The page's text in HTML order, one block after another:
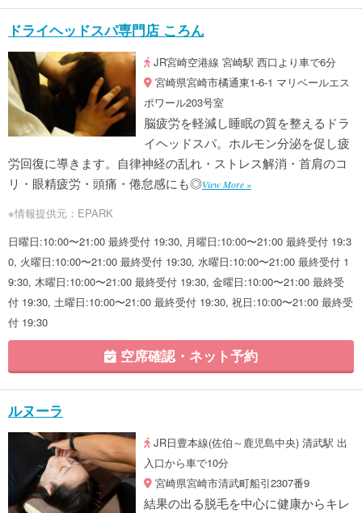
ドライヘッドスパ専門店 ころん
JR宮崎空港線 宮崎駅 西口より車で6分
宮崎県宮崎市橘通東1-6-1 マリベールエス
ポワール203号室
脳疲労を軽減し睡眠の質を整えるドラ
イヘッドスパ。ホルモン分泌を促し疲
労回復に導きます。自律神経の乱れ・ストレス解消・首肩のコ
リ・眼精疲労・頭痛・倦怠感にも◎View More »
※情報提供元：EPARK
日曜日:10:00〜21:00 最終受付 19:30, 月曜日:10:00〜21:00 最終受付 19:3
0, 火曜日:10:00〜21:00 最終受付 19:30, 水曜日:10:00〜21:00 最終受付 1
9:30, 木曜日:10:00〜21:00 最終受付 19:30, 金曜日:10:00〜21:00 最終受
付 19:30, 土曜日:10:00〜21:00 最終受付 19:30, 祝日:10:00〜21:00 最終受
付 19:30
空席確認・ネット予約
ルヌーラ
JR日豊本線(佐伯～鹿児島中央) 清武駅 出
入口から車で10分
宮崎県宮崎市清武町船引2307番9
結果の出る脱毛を中心に健康からキレ